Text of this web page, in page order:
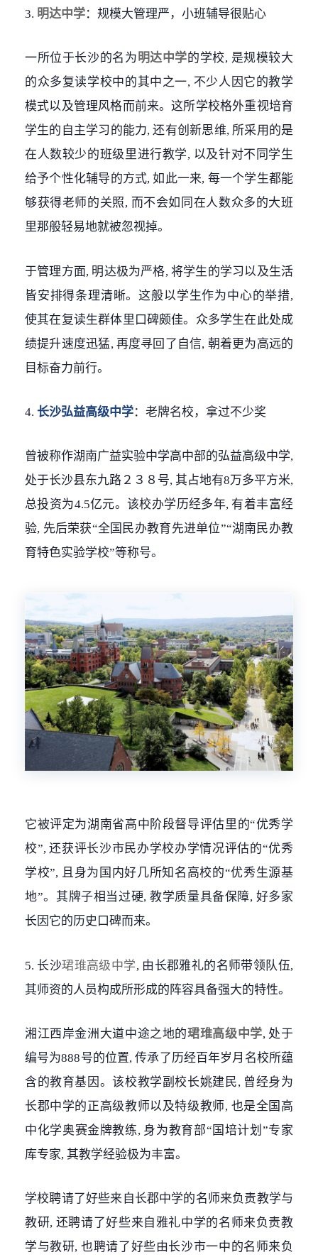
3. 明达中学：规模大管理严，小班辅导很贴心
一所位于长沙的名为明达中学的学校, 是规模较大
的众多复读学校中的其中之一, 不少人因它的教学
模式以及管理风格而前来。这所学校格外重视培育
学生的自主学习的能力, 还有创新思维, 所采用的是
在人数较少的班级里进行教学, 以及针对不同学生
给予个性化辅导的方式, 如此一来, 每一个学生都能
够获得老师的关照, 而不会如同在人数众多的大班
里那般轻易地就被忽视掉。
于管理方面, 明达极为严格, 将学生的学习以及生活
皆安排得条理清晰。这般以学生作为中心的举措,
使其在复读生群体里口碑颇佳。众多学生在此处成
绩提升速度迅猛, 再度寻回了自信, 朝着更为高远的
目标奋力前行。
4. 长沙弘益高级中学：老牌名校，拿过不少奖
曾被称作湖南广益实验中学高中部的弘益高级中学,
处于长沙县东九路２３８号, 其占地有8万多平方米,
总投资为4.5亿元。该校办学历经多年, 有着丰富经
验, 先后荣获“全国民办教育先进单位”“湖南民办教
育特色实验学校”等称号。
它被评定为湖南省高中阶段督导评估里的“优秀学
校”, 还获评长沙市民办学校办学情况评估的“优秀
学校”, 且身为国内好几所知名高校的“优秀生源基
地”。其牌子相当过硬, 教学质量具备保障, 好多家
长因它的历史口碑而来。
5. 长沙珺琟高级中学, 由长郡雅礼的名师带领队伍,
其师资的人员构成所形成的阵容具备强大的特性。
湘江西岸金洲大道中途之地的珺琟高级中学, 处于
编号为888号的位置, 传承了历经百年岁月名校所蕴
含的教育基因。该校教学副校长姚建民, 曾经身为
长郡中学的正高级教师以及特级教师, 也是全国高
中化学奥赛金牌教练, 身为教育部“国培计划”专家
库专家, 其教学经验极为丰富。
学校聘请了好些来自长郡中学的名师来负责教学与
教研, 还聘请了好些来自雅礼中学的名师来负责教
学与教研, 也聘请了好些由长沙市一中的名师来负